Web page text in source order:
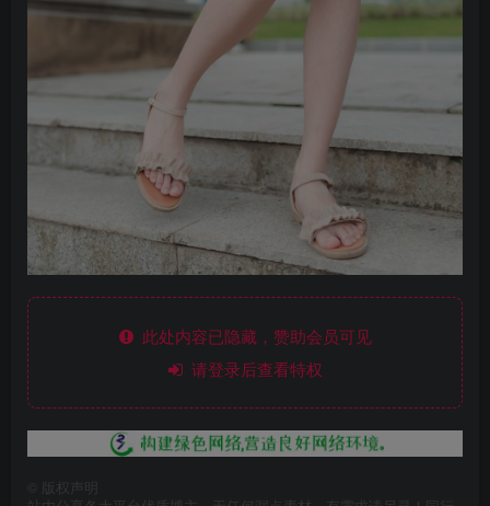
此处内容已隐藏，赞助会员可见
请登录后查看特权
版权声明